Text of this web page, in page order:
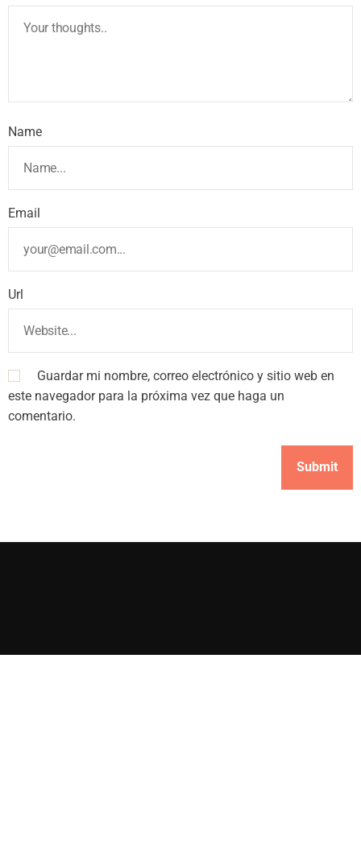
Name
Email
Url
Guardar mi nombre, correo electrónico y sitio web en
este navegador para la próxima vez que haga un
comentario.